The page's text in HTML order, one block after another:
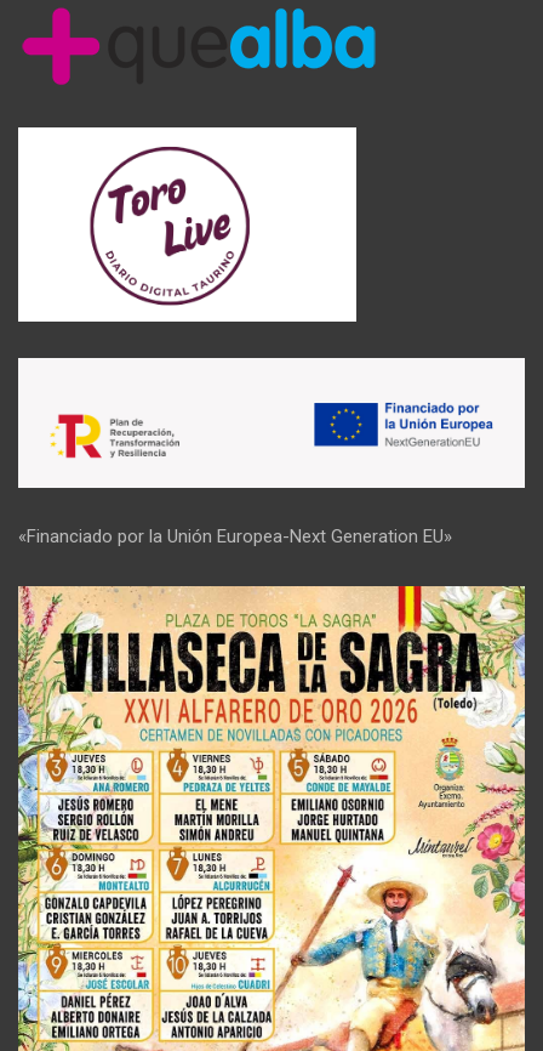
«Financiado por la Unión Europea-Next Generation EU»